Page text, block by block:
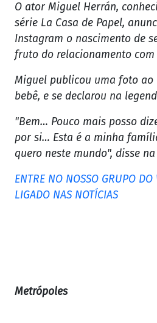
O ator Miguel Herrán,
série La Casa de Papel,
Instagram o nascimento de
fruto do relacionamento com
Miguel publicou uma foto ao
bebê, e se declarou na
"Bem… Pouco mais posso
por si… Esta é a minha
quero neste mundo", disse
ENTRE NO NOSSO GRUPO DO
LIGADO NAS NOTÍCIAS
Metrópoles